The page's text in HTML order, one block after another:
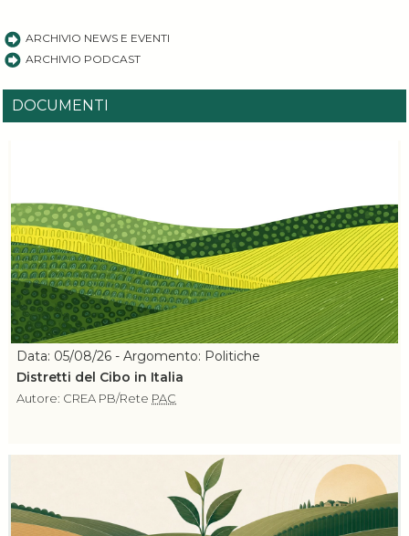
ARCHIVIO NEWS E EVENTI
ARCHIVIO PODCAST
DOCUMENTI
Data: 05/08/26 - Argomento: Politiche
Distretti del Cibo in Italia
Autore: CREA PB/Rete PAC